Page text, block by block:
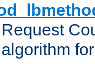
Request
algorithm for